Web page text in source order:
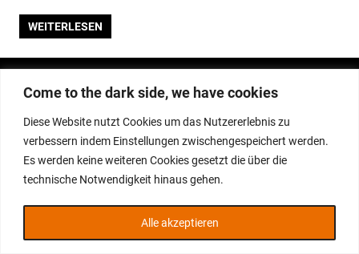
Come to the dark side, we have cookies
Diese Website nutzt Cookies um das Nutzererlebnis zu
verbessern indem Einstellungen zwischengespeichert werden.
Es werden keine weiteren Cookies gesetzt die über die
technische Notwendigkeit hinaus gehen.
Alle akzeptieren
WEITERLESEN
WordPress-Theme: Gridbox von ThemeZee.